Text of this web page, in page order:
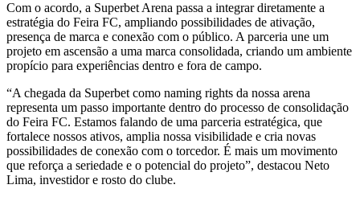
Com o acordo, a Superbet Arena passa a integrar diretamente a
estratégia do Feira FC, ampliando possibilidades de ativação,
presença de marca e conexão com o público. A parceria une um
projeto em ascensão a uma marca consolidada, criando um ambiente
propício para experiências dentro e fora de campo.
“A chegada da Superbet como naming rights da nossa arena
representa um passo importante dentro do processo de consolidação
do Feira FC. Estamos falando de uma parceria estratégica, que
fortalece nossos ativos, amplia nossa visibilidade e cria novas
possibilidades de conexão com o torcedor. É mais um movimento
que reforça a seriedade e o potencial do projeto”, destacou Neto
Lima, investidor e rosto do clube.